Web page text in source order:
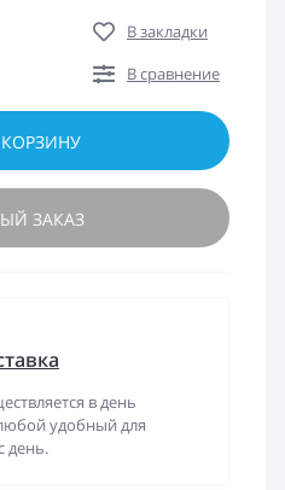
В закладки
В сравнение
ЗАКАЗ
в день
удобный для
день.